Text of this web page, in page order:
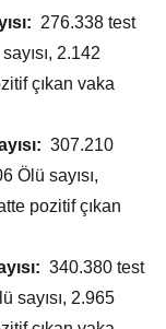
276.338 test
2.142
çıkan vaka
307.210
Ölü sayısı,
pozitif çıkan
340.380 test
sayısı, 2.965